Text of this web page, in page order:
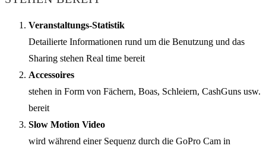
Veranstaltungs-Statistik
Detailierte Informationen rund um die Benutzung und das
Sharing stehen Real time bereit
Accessoires
stehen in Form von Fächern, Boas, Schleiern, CashGuns usw.
bereit
Slow Motion Video
wird während einer Sequenz durch die GoPro Cam in